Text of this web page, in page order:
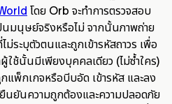
โดย Orb จะทำการตรวจสอบ
มนุษย์จริงหรือไม่ จากนั้นภาพถ่าย
ระบุตัวตนและถูกเข้ารหัสถาวร เพื่อ
ใช้นั้นมีเพียงบุคคลเดียว (ไม่ซ้ำใคร)
แพ็กเกจหรือบีบอัด เข้ารหัส และลง
นยันความถูกต้องและความปลอดภัย